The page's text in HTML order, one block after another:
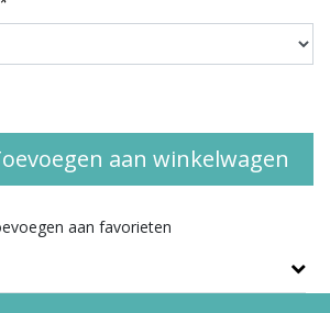
aan winkelwagen
aan favorieten